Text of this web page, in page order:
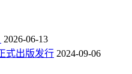
2026-06-13
式出版发行 2024-09-06